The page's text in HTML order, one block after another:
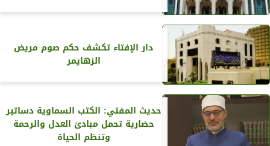
دار الإفتاء تكشف حكم صوم مريض
الزهايمر
حديث المفتي: الكتب السماوية دساتير
حضارية تحمل مبادئ العدل والرحمة
وتنظم الحياة